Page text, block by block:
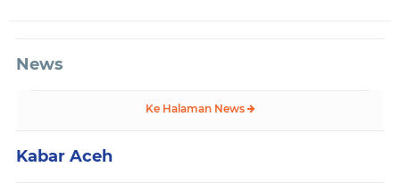
News
Ke Halaman News
Kabar Aceh